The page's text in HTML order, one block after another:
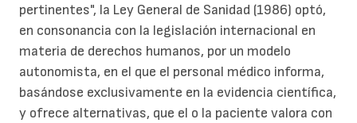
pertinentes", la Ley General de Sanidad (1986) optó,
en consonancia con la legislación internacional en
materia de derechos humanos, por un modelo
autonomista, en el que el personal médico informa,
basándose exclusivamente en la evidencia científica,
y ofrece alternativas, que el o la paciente valora con